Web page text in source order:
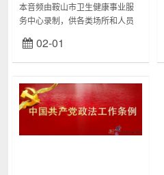
本音频由鞍山市卫生健康事业服
务中心录制，供各类场所和人员
渠道。具体包括：公众通用、有
疾病流行地区居住旅行史、家
02-01